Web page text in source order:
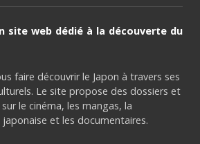
site web dédié à la découverte du
faire découvrir le Japon à travers ses
Le site propose des dossiers et
le cinéma, les mangas, la
et les documentaires.